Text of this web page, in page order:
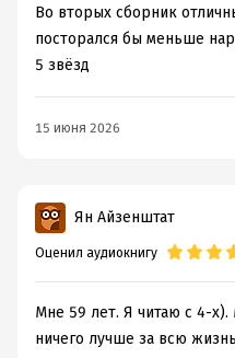
Во вторых сборник
посторался бы меньше
5 звёзд
15 июня 2026
Ян Айзенштат
Оценил аудиокнигу
Мне 59 лет. Я читаю с 4-х).
ничего лучше за всю